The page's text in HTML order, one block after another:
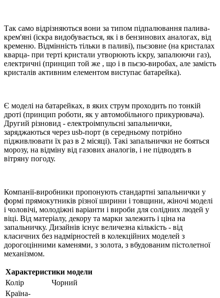
Так само відрізняються вони за типом підпалювання палива-
крем'яні (іскра видобувається, як і в бензинових аналогах, від
кременю. Відмінність тільки в паливі), пьєзовие (на кристалах
кварца- при терті кристали утворюють іскру, запалюючи газ),
електричні (принцип той же , що і в пьєзо-виробах, але замість
кристалів активним елементом виступає батарейка).
Є моделі на батарейках, в яких струм проходить по тонкій
дроті (принцип роботи, як у автомобільного прикурювача).
Другий різновид - електроімпульсні запальнички,
заряджаються через usb-порт (в середньому потрібно
підживлювати їх раз в 2 місяці). Такі запальнички не бояться
морозу, на відміну від газових аналогів, і не підводять в
вітряну погоду.
Компанії-виробники пропонують стандартні запальнички у
формі прямокутників різної ширини і товщини, жіночі моделі
і чоловічі, молодіжні варіанти і вироби для солідних людей у ​​
віці. Від матеріалу, декору та марки залежить і ціна на
запальничку. Дизайнів існує величезна кількість - від
класичних без надмірностей в колекційних моделей з
дорогоцінними каменями, з золота, з вбудованим пістолетної
механізмом.
Характеристики модели
Колір
Чорний
Країна-